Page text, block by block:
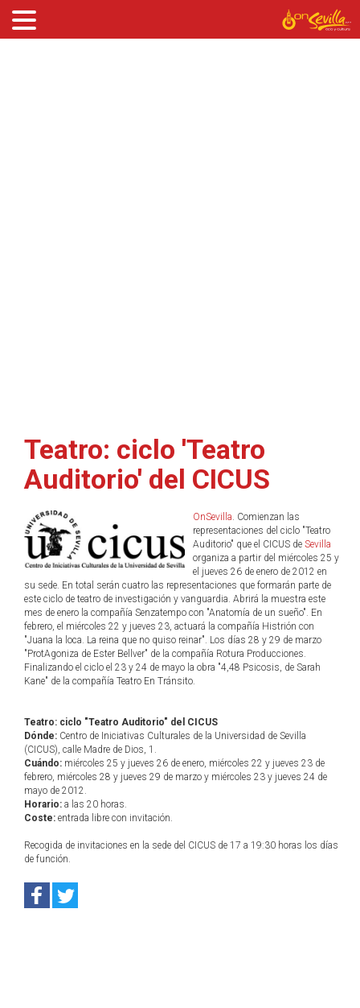
Teatro: ciclo 'Teatro
Auditorio' del CICUS
OnSevilla. Comienzan las
representaciones del ciclo "Teatro
Auditorio" que el CICUS de Sevilla
organiza a partir del miércoles 25 y
el jueves 26 de enero de 2012 en
su sede. En total serán cuatro las representaciones que formarán parte de
este ciclo de teatro de investigación y vanguardia. Abrirá la muestra este
mes de enero la compañía Senzatempo con "Anatomía de un sueño". En
febrero, el miércoles 22 y jueves 23, actuará la compañía Histrión con
"Juana la loca. La reina que no quiso reinar". Los días 28 y 29 de marzo
"ProtAgoniza de Ester Bellver" de la compañía Rotura Producciones.
Finalizando el ciclo el 23 y 24 de mayo la obra "4,48 Psicosis, de Sarah
Kane" de la compañía Teatro En Tránsito.
Teatro: ciclo "Teatro Auditorio" del CICUS
Dónde: Centro de Iniciativas Culturales de la Universidad de Sevilla
(CICUS), calle Madre de Dios, 1.
Cuándo: miércoles 25 y jueves 26 de enero, miércoles 22 y jueves 23 de
febrero, miércoles 28 y jueves 29 de marzo y miércoles 23 y jueves 24 de
mayo de 2012.
Horario: a las 20 horas.
Coste: entrada libre con invitación.
Recogida de invitaciones en la sede del CICUS de 17 a 19:30 horas los días
de función.